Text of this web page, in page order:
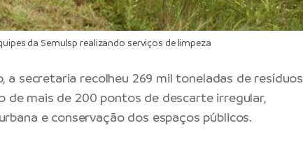
da Semulsp realizando serviços de limpeza
a secretaria recolheu 269 mil toneladas de resíduos
de mais de 200 pontos de descarte irregular,
e conservação dos espaços públicos.